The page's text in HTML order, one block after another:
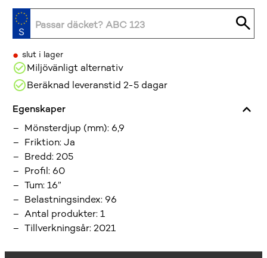
• slut i lager
Miljövänligt alternativ
Beräknad leveranstid 2-5 dagar
Egenskaper
Mönsterdjup (mm): 6,9
Friktion:Ja
Bredd:205
Profil: 60
Tum:16”
Belastningsindex: 96
Antal produkter:1
Tillverkningsår:2021